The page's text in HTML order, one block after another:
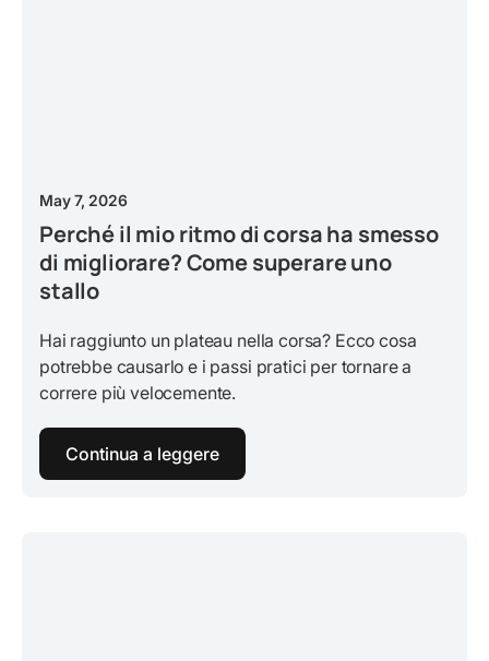
May 7, 2026
Perché il mio ritmo di corsa ha smesso
di migliorare? Come superare uno
stallo
Hai raggiunto un plateau nella corsa? Ecco cosa
potrebbe causarlo e i passi pratici per tornare a
correre più velocemente.
Continua a leggere